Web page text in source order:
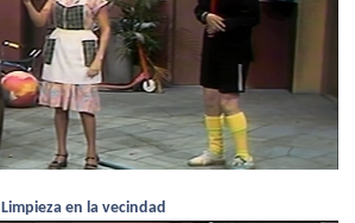
Limpieza en la vecindad